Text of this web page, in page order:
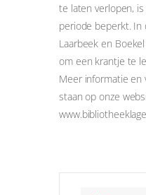
te laten verlopen,
periode beperkt. In
Laarbeek en
om een krantje te
Meer informatie en
staan op onze